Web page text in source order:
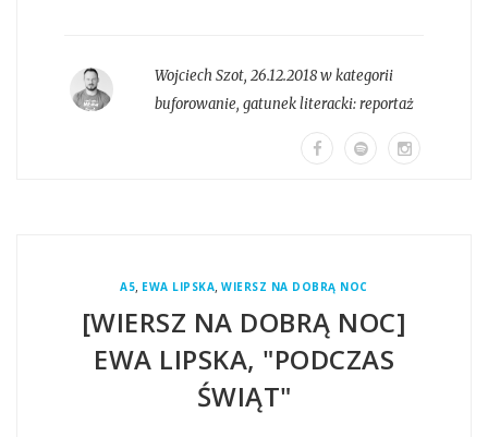
Wojciech Szot, 26.12.2018 w kategorii
buforowanie, gatunek literacki:reportaż
A5, EWA LIPSKA,WIERSZ NA DOBRĄ NOC
[WIERSZ NA DOBRĄ NOC]
EWA LIPSKA, "PODCZAS
ŚWIĄT"